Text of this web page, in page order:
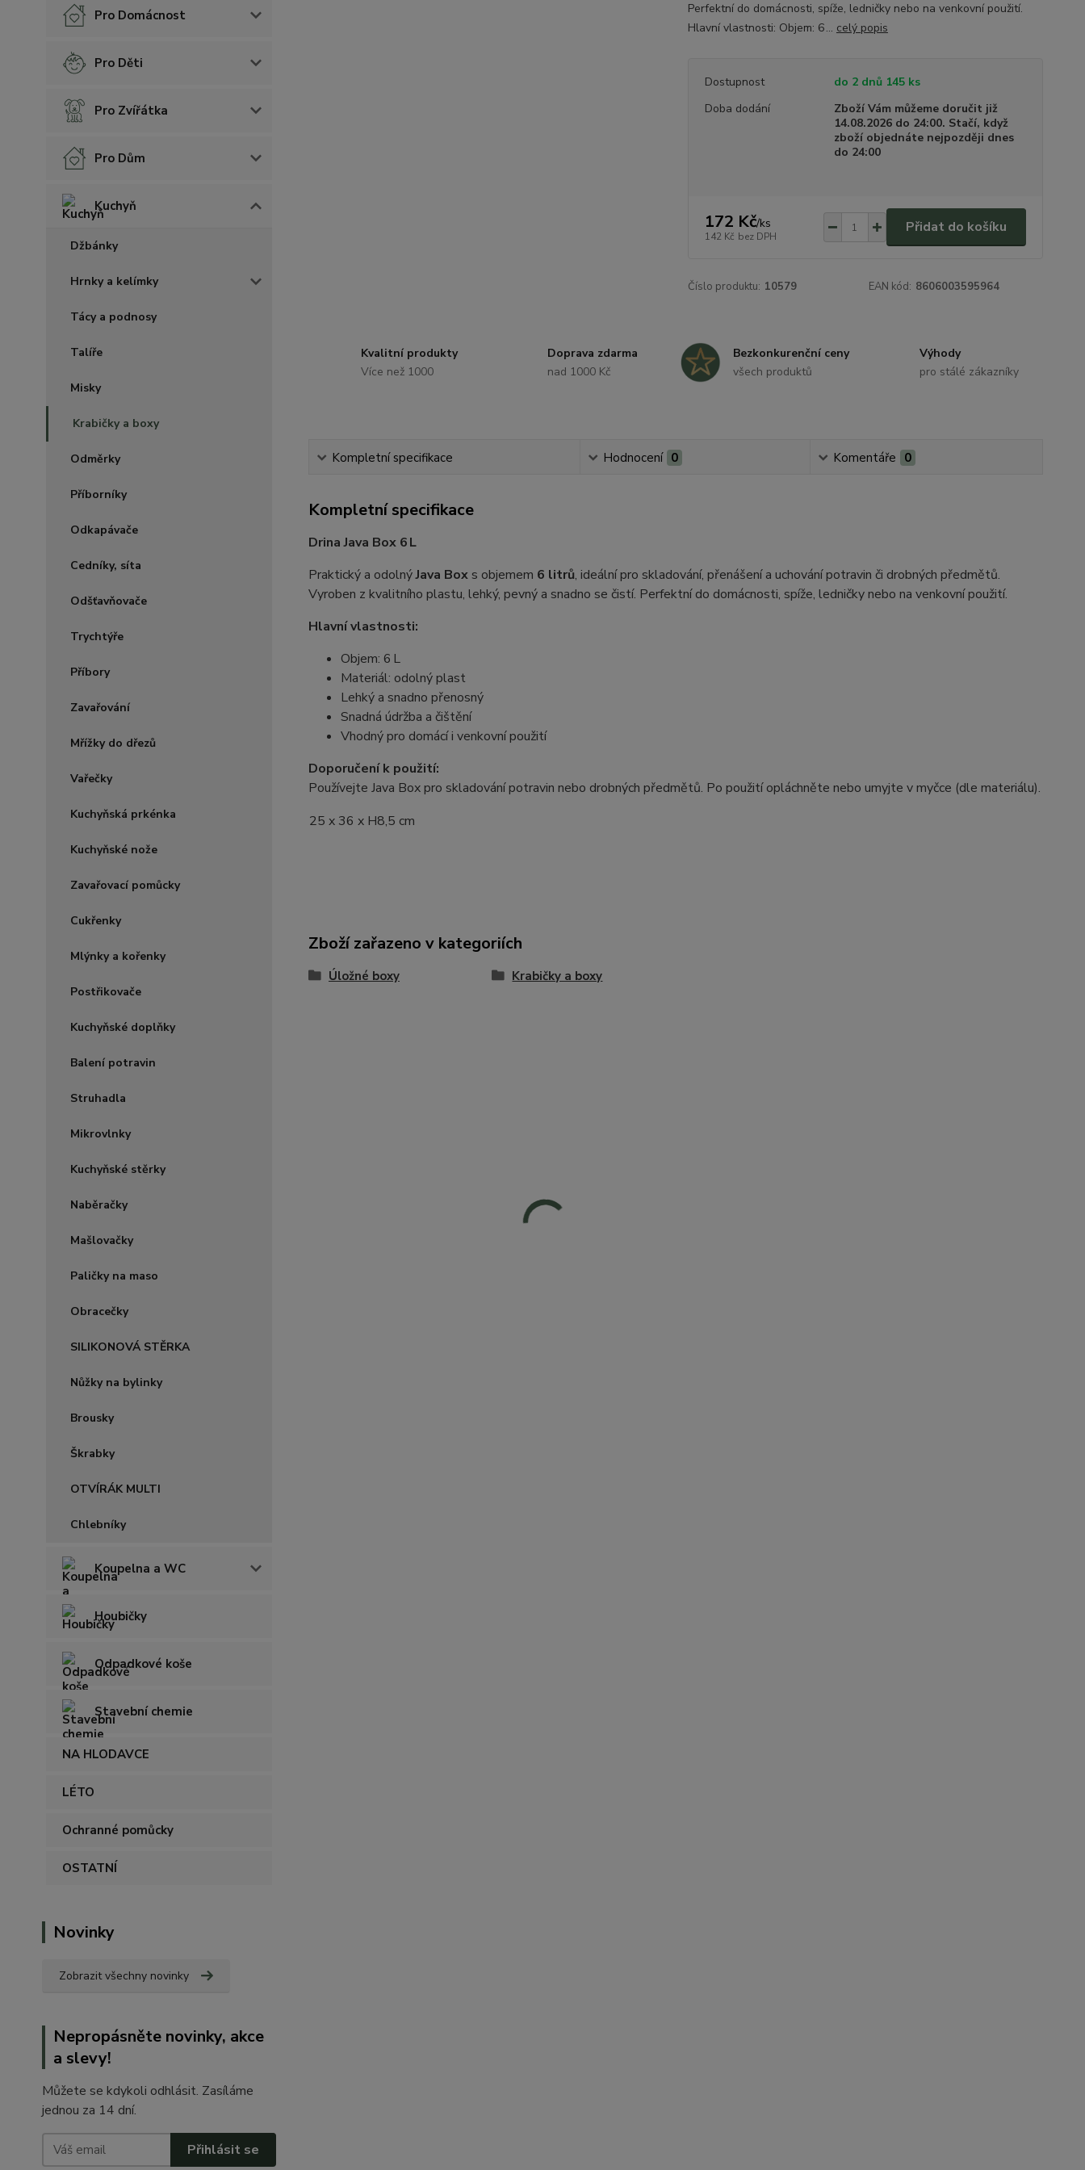
Pro Domácnost
Pro Děti
Pro Zvířátka
Pro Dům
Kuchyň
Džbánky
Hrnky a kelímky
Tácy a podnosy
Talíře
Misky
Krabičky a boxy
Odměrky
Příborníky
Odkapávače
Cedníky, síta
Odšťavňovače
Trychtýře
Příbory
Zavařování
Mřížky do dřezů
Vařečky
Kuchyňská prkénka
Kuchyňské nože
Zavařovací pomůcky
Cukřenky
Mlýnky a kořenky
Postřikovače
Kuchyňské doplňky
Balení potravin
Struhadla
Mikrovlnky
Kuchyňské stěrky
Naběračky
Mašlovačky
Paličky na maso
Obracečky
SILIKONOVÁ STĚRKA
Nůžky na bylinky
Brousky
Škrabky
OTVÍRÁK MULTI
Chlebníky
Koupelna a WC
Houbičky
Odpadkové koše
Stavební chemie
NA HLODAVCE
LÉTO
Ochranné pomůcky
OSTATNÍ
Novinky
Zobrazit všechny novinky
Nepropásněte novinky, akce
a slevy!
Můžete se kdykoli odhlásit. Zasíláme
jednou za 14 dní.
Přihlásit se
Perfektní do domácnosti, spíže, ledničky nebo na venkovní použití.
Hlavní vlastnosti: Objem: 6 ... celý popis
Dostupnost
do 2 dnů 145 ks
Doba dodání
Zboží Vám můžeme doručit již
14.08.2026 do 24:00. Stačí, když
zboží objednáte nejpozději dnes
do 24:00
172 Kč/ks
142 Kč bez DPH
Přidat do košíku
Číslo produktu: 10579 EAN kód: 8606003595964
Kvalitní produkty
Více než 1000
Doprava zdarma
nad 1000 Kč
Bezkonkurenční ceny
všech produktů
Výhody
pro stálé zákazníky
Kompletní specifikace Hodnocení 0 Komentáře 0
Kompletní specifikace
Drina Java Box 6 L
Praktický a odolnýJava Boxs objemem 6 litrů, ideální pro skladování, přenášení a uchování potravin či drobných předmětů.
Vyroben z kvalitního plastu, lehký, pevný a snadno se čistí. Perfektní do domácnosti, spíže, ledničky nebo na venkovní použití.
Hlavní vlastnosti:
Objem: 6 L
Materiál: odolný plast
Lehký a snadno přenosný
Snadná údržba a čištění
Vhodný pro domácí i venkovní použití
Doporučení k použití:
Používejte Java Box pro skladování potravin nebo drobných předmětů. Po použití opláchněte nebo umyjte v myčce (dle materiálu).
25 x 36 x H8,5 cm
Zboží zařazeno v kategoriích
Úložné boxy Krabičky a boxy